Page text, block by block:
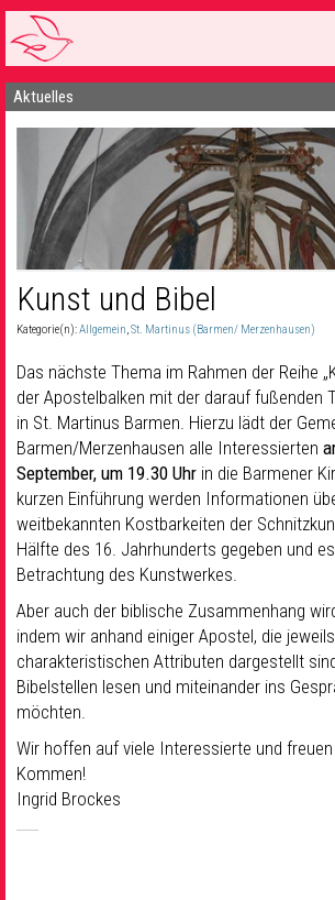
Startseite
1 Pfarrei
16 Gemeinden & mehr
Gottesdienste & Sinnsuche
Gemeinschaft & Soziales
Musik& Kultur
Seelsorge & Kontakt
Aktuelles
Kunst und Bibel
Kategorie(n):Allgemein,St. Martinus (Barmen/ Merzenhausen)
Das nächste Thema im Rahmen der Reihe
der Apostelbalken mit der darauf fußenden
in St. Martinus Barmen. Hierzu lädt der
Barmen/Merzenhausen alle Interessierten
September, um 19.30 Uhr in die Barmener
kurzen Einführung werden Informationen
weitbekannten Kostbarkeiten der
Hälfte des 16. Jahrhunderts gegeben und
Betrachtung des Kunstwerkes.
Aber auch der biblische Zusammenhang
indem wir anhand einiger Apostel, die
charakteristischen Attributen dargestellt
Bibelstellen lesen und miteinander ins
möchten.
Wir hoffen auf viele Interessierte und
Kommen!
Ingrid Brockes